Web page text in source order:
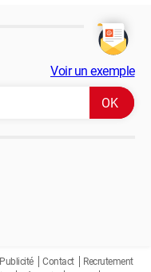
Voir un exemple
Publicité Contact
Recrutement